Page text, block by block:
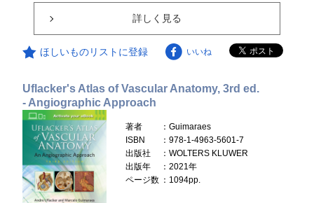
詳しく見る
ほしいものリストに登録 いいね
Uflacker's Atlas of Vascular Anatomy, 3rd ed.
- Angiographic Approach
著者
：Guimaraes
ISBN
：978-1-4963-5601-7
出版社
：WOLTERS KLUWER
出版年
：2021年
ページ数 ：1094pp.